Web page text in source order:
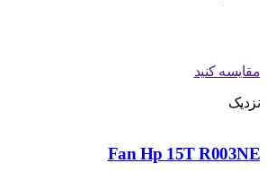
مقایسه کنید
نزدیک
Fan Hp 15T R003NE